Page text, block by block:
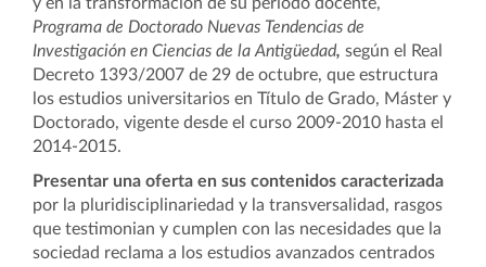
Programa de Doctorado Nuevas Tendencias de
Investigación en Ciencias de la Antigüedad, según el Real
Decreto 1393/2007 de 29 de octubre, que estructura
los estudios universitarios en Título de Grado, Máster y
Doctorado, vigente desde el curso 2009-2010 hasta el
2014-2015.
Presentar una oferta en sus contenidos caracterizada
por la pluridisciplinariedad y la transversalidad, rasgos
que testimonian y cumplen con las necesidades que la
sociedad reclama a los estudios avanzados centrados